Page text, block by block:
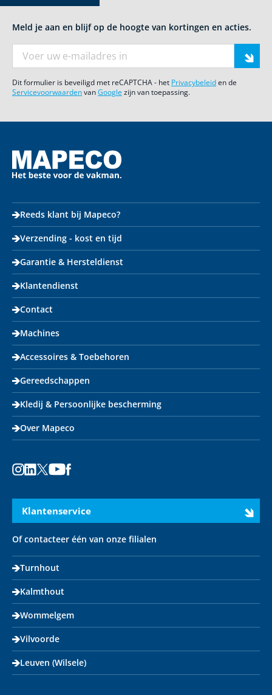
Meld je aan en blijf op de hoogte van kortingen en acties.
Dit formulier is beveiligd met reCAPTCHA - het Privacybeleiden de
ServicevoorwaardenvanGoogle zijn van toepassing.
Reeds klant bij Mapeco?
Verzending - kost en tijd
Garantie & Hersteldienst
Klantendienst
Contact
Machines
Accessoires & Toebehoren
Gereedschappen
Kledij & Persoonlijke bescherming
Over Mapeco
Klantenservice
Of contacteer één van onze filialen
Turnhout
Kalmthout
Wommelgem
Vilvoorde
Leuven (Wilsele)